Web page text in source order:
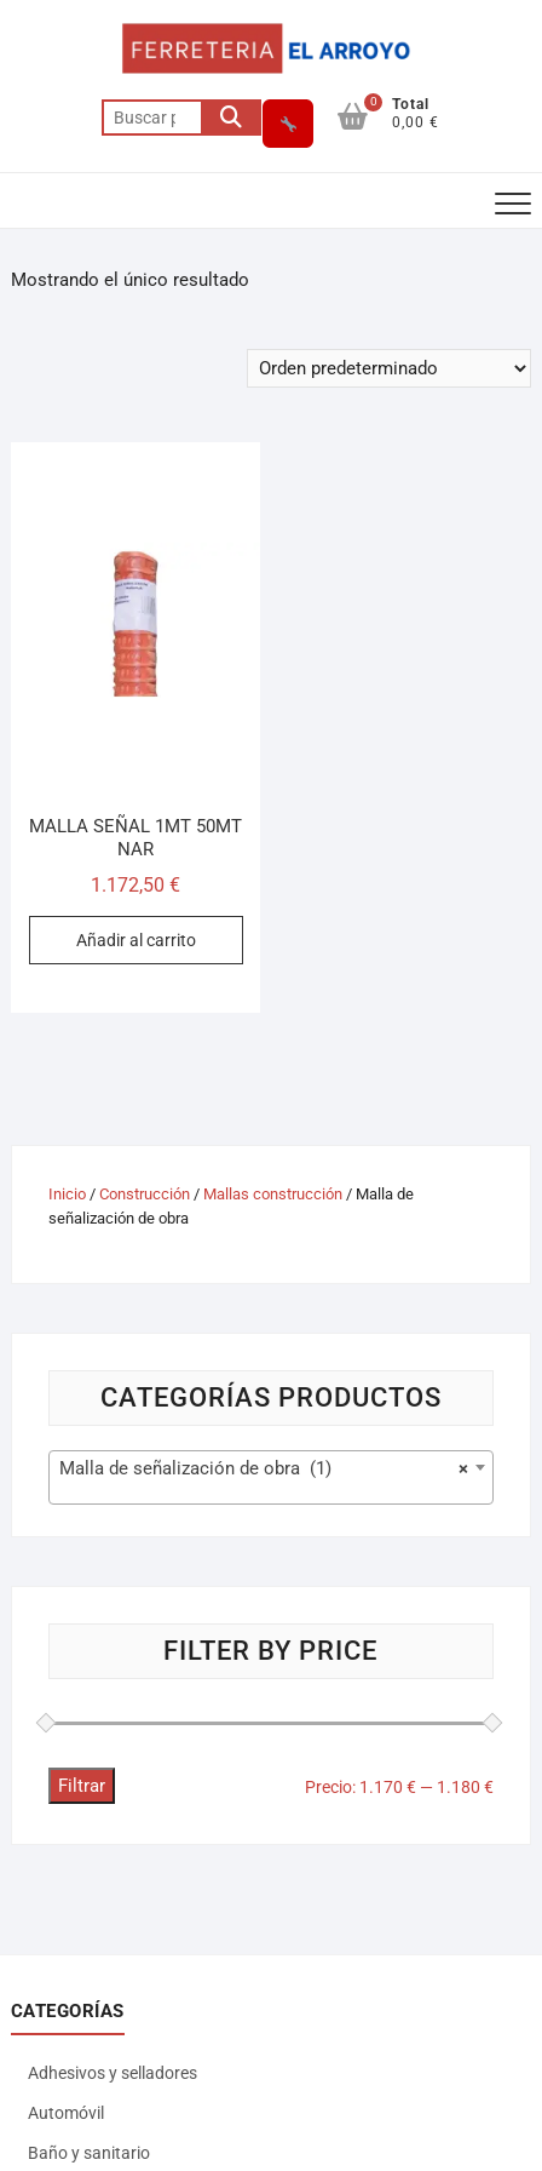
0
Total
0,00 €
Mostrando el único resultado
MALLA SEÑAL 1MT 50MT
NAR
1.172,50€
Añadir al carrito
Inicio/ Construcción/ Mallas construcción/ Malla de
señalización de obra
CATEGORÍAS PRODUCTOS
×
Malla de señalización de obra (1)
FILTER BY PRICE
Filtrar Precio: 1.170 € — 1.180 €
CATEGORÍAS
Adhesivos y selladores
Automóvil
Baño y sanitario
¡Hola! Soy el asesor virtual de Ferretería El Arroyo.
Cuéntame qué necesitas y te ayudo a encontrarlo,
aunque no sepas el nombre exacto